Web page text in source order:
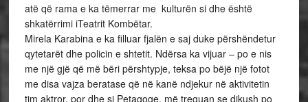
atë që rama e ka tëmerrar me kulturën si dhe është
shkatërrimi iTeatrit Kombëtar.
Mirela Karabina e ka filluar fjalën e saj duke përshëndetur
qytetarët dhe policin e shtetit. Ndërsa ka vijuar – po e nis
me një gjë që më bëri përshtypje, teksa po bëjë një fotot
me disa vajza beratase që në kanë ndjekur në aktivitetin
tim aktror, por dhe si Petagoge, më treguan se dikush po